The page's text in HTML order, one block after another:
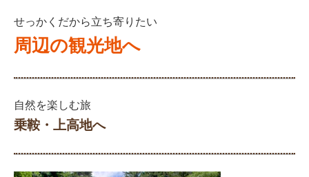
せっかくだから立ち寄りたい
周辺の観光地へ
自然を楽しむ旅
乗鞍・上高地へ